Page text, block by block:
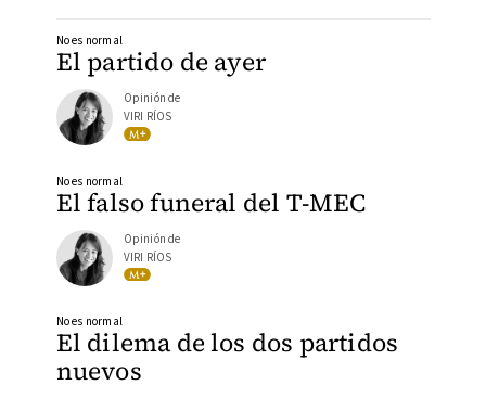
El partido de ayer
No es normal
Opinión de
VIRI RÍOS
El falso funeral del T-MEC
No es normal
Opinión de
VIRI RÍOS
El dilema de los dos partidos
nuevos
No es normal